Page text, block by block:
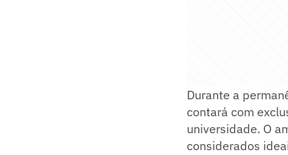
Durante a
contará com
universidade. O
considerados